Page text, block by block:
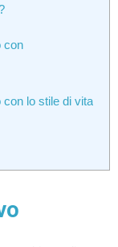
con
lo stile di vita